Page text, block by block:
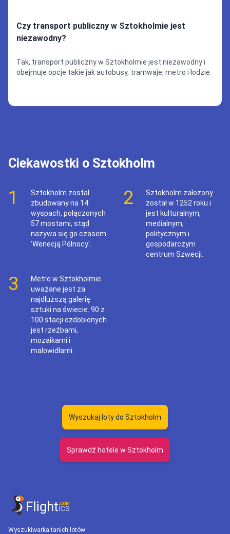
Czy transport publiczny w Sztokholmie jest
niezawodny?
Tak, transport publiczny w Sztokholmie jest niezawodny i
obejmuje opcje takie jak autobusy, tramwaje, metro i łodzie.
Ciekawostki o Sztokholm
1
Sztokholm został
zbudowany na 14
wyspach, połączonych
57 mostami, stąd
nazywa się go czasem
'Wenecją Północy'.
2
Sztokholm założony
został w 1252 roku i
jest kulturalnym,
medialnym,
politycznym i
gospodarczym
centrum Szwecji.
3
Metro w Sztokholmie
uważane jest za
najdłuższą galerię
sztuki na świecie. 90 z
100 stacji ozdobionych
jest rzeźbami,
mozaikami i
malowidłami.
Wyszukaj loty do Sztokholm
Sprawdź hotele w Sztokholm
Wyszukiwarka tanich lotów